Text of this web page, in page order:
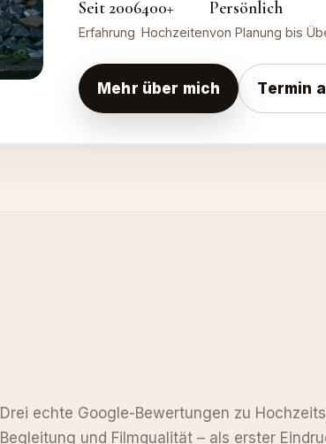
Seit 2006
Erfahrung
400+
Hochzeiten
Persönlich
von Planung bis
Mehr über mich Termin
Drei echte Google-Bewertungen zu
Begleitung und Filmqualität – als erster